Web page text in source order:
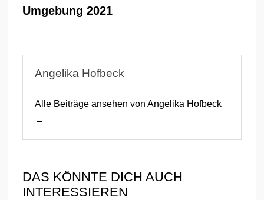
Umgebung 2021
Angelika Hofbeck
Alle Beiträge ansehen von Angelika Hofbeck
→
DAS KÖNNTE DICH AUCH
INTERESSIEREN